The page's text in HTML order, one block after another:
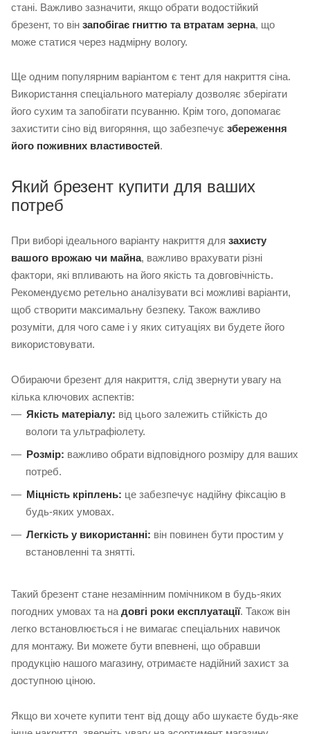
стані. Важливо зазначити, якщо обрати водостійкий
брезент, то він запобігає гниттю та втратам зерна, що
може статися через надмірну вологу.
Ще одним популярним варіантом є тент для накриття сіна.
Використання спеціального матеріалу дозволяє зберігати
його сухим та запобігати псуванню. Крім того, допомагає
захистити сіно від вигоряння, що забезпечує збереження
його поживних властивостей.
Який брезент купити для ваших
потреб
При виборі ідеального варіанту накриття для захисту
вашого врожаю чи майна, важливо врахувати різні
фактори, які впливають на його якість та довговічність.
Рекомендуємо ретельно аналізувати всі можливі варіанти,
щоб створити максимальну безпеку. Також важливо
розуміти, для чого саме і у яких ситуаціях ви будете його
використовувати.
Обираючи брезент для накриття, слід звернути увагу на
кілька ключових аспектів:
Якість матеріалу: від цього залежить стійкість до
вологи та ультрафіолету.
Розмір: важливо обрати відповідного розміру для ваших
потреб.
Міцність кріплень: це забезпечує надійну фіксацію в
будь-яких умовах.
Легкість у використанні: він повинен бути простим у
встановленні та знятті.
Такий брезент стане незамінним помічником в будь-яких
погодних умовах та на довгі роки експлуатації. Також він
легко встановлюється і не вимагає спеціальних навичок
для монтажу. Ви можете бути впевнені, що обравши
продукцію нашого магазину, отримаєте надійний захист за
доступною ціною.
Якщо ви хочете купити тент від дощу або шукаєте будь-яке